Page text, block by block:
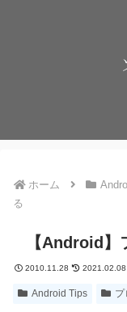
ホーム
る
【Android】
2010.11.28 2021.02.08
Android Tips プ